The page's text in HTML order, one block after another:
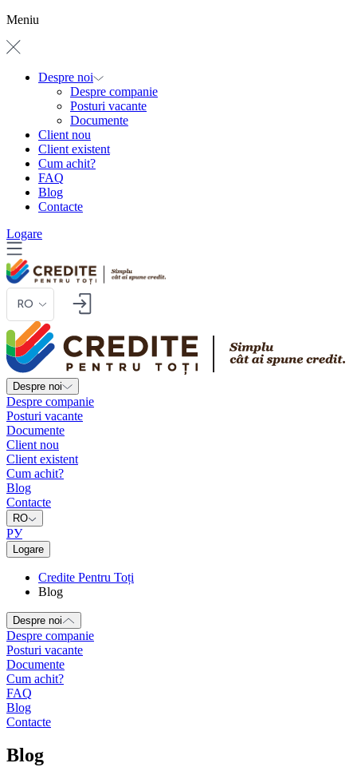
Meniu
Despre noi
Despre companie
Posturi vacante
Documente
Client nou
Client existent
Cum achit?
FAQ
Blog
Contacte
Logare
RO
Despre noi
Despre companie
Posturi vacante
Documente
Client nou
Client existent
Cum achit?
Blog
Contacte
RO
РУ
Logare
Credite Pentru Toți
Blog
Despre noi
Despre companie
Posturi vacante
Documente
Cum achit?
FAQ
Blog
Contacte
Blog